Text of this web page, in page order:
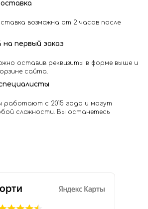
возможна от 2 часов после
на первый заказ
оставив реквизиты в форме выше и
сайта.
работают с 2015 года и могут
сложности. Вы останетесь